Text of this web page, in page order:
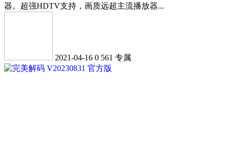
器。超强HDTV支持，画质远超主流播放器...
2021-04-16 0 561 专属